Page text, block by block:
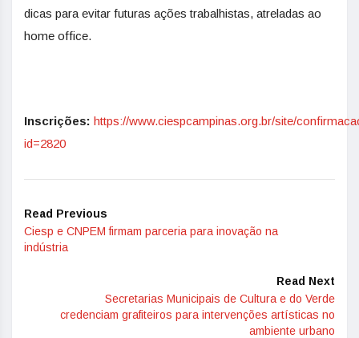
dicas para evitar futuras ações trabalhistas, atreladas ao
home office.
Inscrições: https://www.ciespcampinas.org.br/site/
id=2820
Read Previous
Ciesp e CNPEM firmam parceria para inovação na
indústria
Read Next
Secretarias Municipais de Cultura e do Verde
credenciam grafiteiros para intervenções artísticas no
ambiente urbano